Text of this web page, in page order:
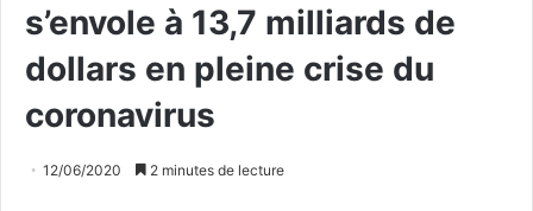
s’envole à 13,7 milliards de
dollars en pleine crise du
coronavirus
12/06/2020 2 minutes de lecture